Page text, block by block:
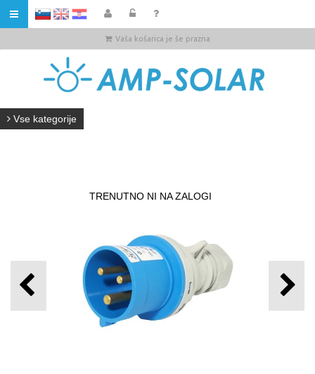
HR
Vaša košarica je še prazna
Vse kategorije
TRENUTNO NI NA ZALOGI